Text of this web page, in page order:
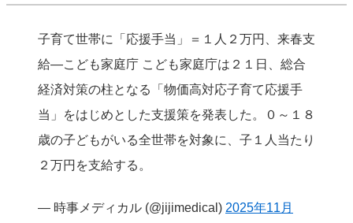
子育て世帯に「応援手当」＝１人２万円、来春支
給―こども家庭庁 こども家庭庁は２１日、総合
経済対策の柱となる「物価高対応子育て応援手
当」をはじめとした支援策を発表した。０～１８
歳の子どもがいる全世帯を対象に、子１人当たり
２万円を支給する。
— 時事メディカル (@jijimedical) 2025年11月